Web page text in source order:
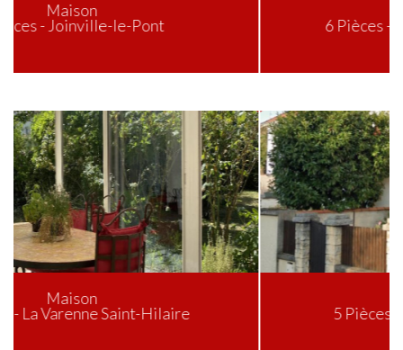
6 Pièces - Chennevières-sur-Marne
5 Pièces - Saint-Maur-des-Fossés